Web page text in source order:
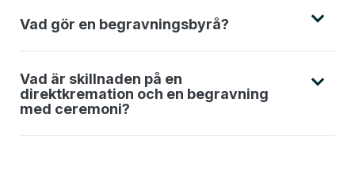
Vad gör en begravningsbyrå?
Vad är skillnaden på en
direktkremation och en begravning
med ceremoni?